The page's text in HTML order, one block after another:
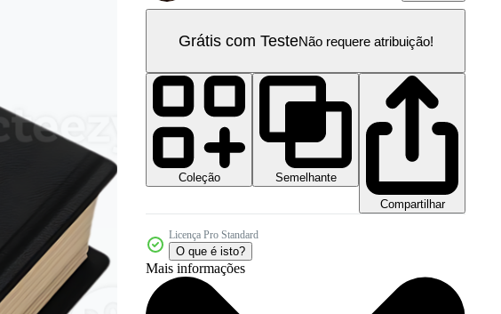
Grátis com TesteNão requere atribuição!
Coleção
Semelhante
Compartilhar
Licença Pro Standard
O que é isto?
Mais informações